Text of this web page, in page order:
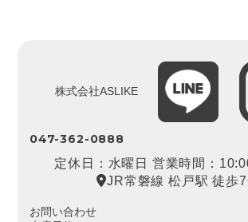
株式会社ASLIKE
047-362-0888
定休日：水曜日 営業時間：
JR常磐線 松戸駅 徒歩
お問い合わせ